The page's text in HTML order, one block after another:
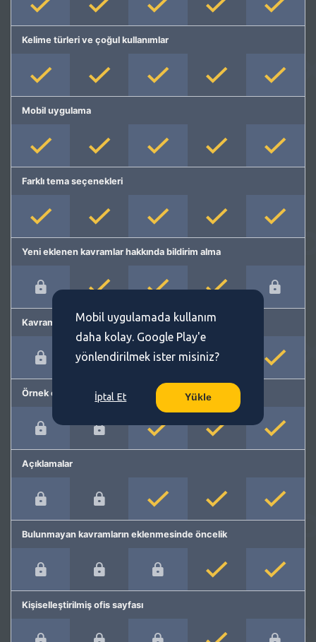
Kelime türleri ve çoğul kullanımlar
Mobil uygulama
Farklı tema seçenekleri
Yeni eklenen kavramlar hakkında bildirim alma
Kavram önerme
Örnek cümleler
Açıklamalar
Bulunmayan kavramların eklenmesinde öncelik
Kişiselleştirilmiş ofis sayfası
Mobil uygulamada kullanım
daha kolay. Google Play'e
yönlendirilmek ister misiniz?
İptal Et Yükle